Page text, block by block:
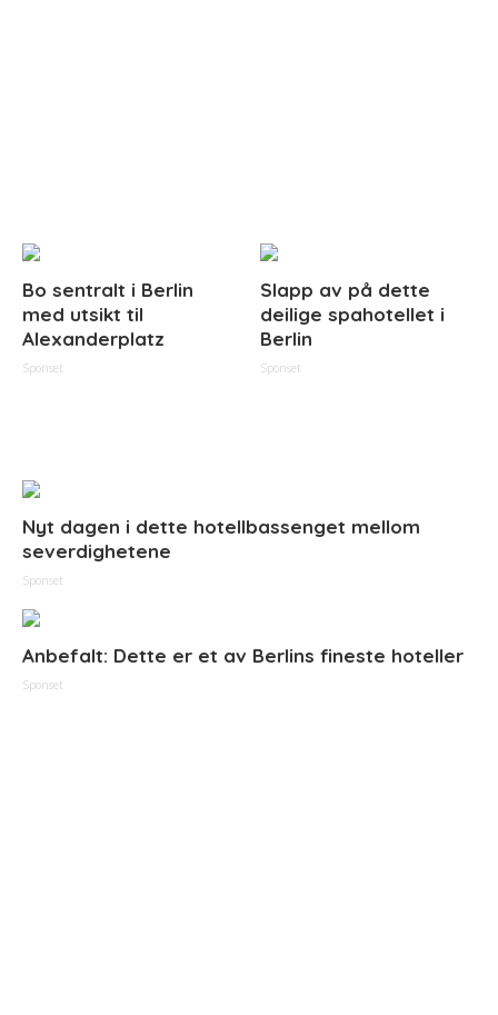
Bo sentralt i Berlin
med utsikt til
Alexanderplatz
Sponset
Slapp av på dette
deilige spahotellet i
Berlin
Sponset
Nyt dagen i dette hotellbassenget mellom
severdighetene
Sponset
Anbefalt: Dette er et av Berlins fineste hoteller
Sponset